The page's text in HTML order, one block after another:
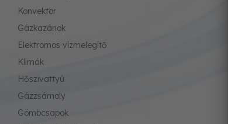
Konvektor
Gázkazánok
Elektromos vízmelegítő
Klímák
Hőszivattyú
Gázzsámoly
Gömbcsapok